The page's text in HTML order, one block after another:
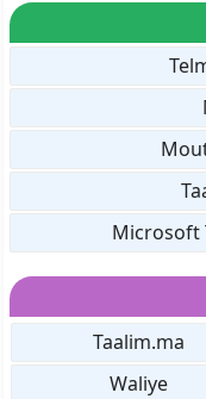
Taalim.ma
Waliye